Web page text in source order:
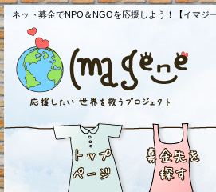
ネット募金でNPO＆NGOを応援しよう！【イマ